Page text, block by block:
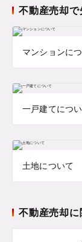
不動産売却
マンションに
一戸建てにつ
土地について
不動産売却